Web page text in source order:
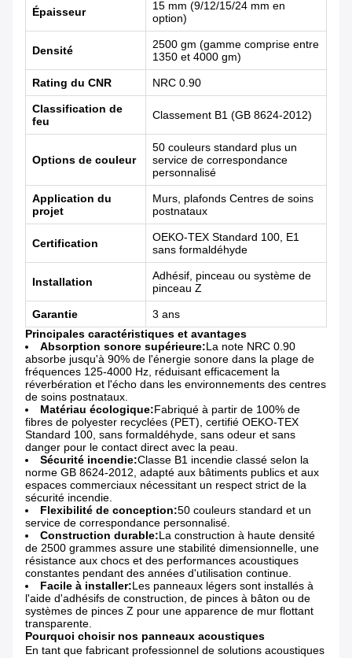
Épaisseur
15 mm (9/12/15/24 mm en
option)
Densité
2500 gm (gamme comprise entre
1350 et 4000 gm)
Rating du CNR NRC 0.90
Classification de
feu
Classement B1 (GB 8624-2012)
Options de couleur
50 couleurs standard plus un
service de correspondance
personnalisé
Application du
projet
Murs, plafonds Centres de soins
postnataux
Certification
OEKO-TEX Standard 100, E1
sans formaldéhyde
Installation
Adhésif, pinceau ou système de
pinceau Z
Garantie
3 ans
Principales caractéristiques et avantages
Absorption sonore supérieure:La note NRC 0.90
absorbe jusqu'à 90% de l'énergie sonore dans la plage de
fréquences 125-4000 Hz, réduisant efficacement la
réverbération et l'écho dans les environnements des centres
de soins postnataux.
Matériau écologique:Fabriqué à partir de 100% de
fibres de polyester recyclées (PET), certifié OEKO-TEX
Standard 100, sans formaldéhyde, sans odeur et sans
danger pour le contact direct avec la peau.
Sécurité incendie:Classe B1 incendie classé selon la
norme GB 8624-2012, adapté aux bâtiments publics et aux
espaces commerciaux nécessitant un respect strict de la
sécurité incendie.
Flexibilité de conception:50 couleurs standard et un
service de correspondance personnalisé.
Construction durable:La construction à haute densité
de 2500 grammes assure une stabilité dimensionnelle, une
résistance aux chocs et des performances acoustiques
constantes pendant des années d'utilisation continue.
Facile à installer:Les panneaux légers sont installés à
l'aide d'adhésifs de construction, de pinces à bâton ou de
systèmes de pinces Z pour une apparence de mur flottant
transparente.
Pourquoi choisir nos panneaux acoustiques
En tant que fabricant professionnel de solutions acoustiques